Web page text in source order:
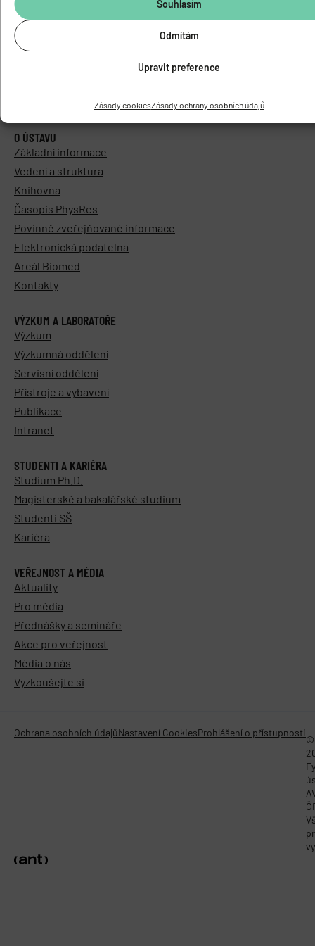
Souhlasím
Odmítám
Upravit preference
Zásady cookiesZásady ochrany osobních údajů
O ÚSTAVU
Základní informace
Vedení a struktura
Knihovna
Časopis PhysRes
Povinně zveřejňované informace
Elektronická podatelna
Areál Biomed
Kontakty
VÝZKUM A LABORATOŘE
Výzkum
Výzkumná oddělení
Servisní oddělení
Přístroje a vybavení
Publikace
Intranet
STUDENTI A KARIÉRA
Studium Ph.D.
Magisterské a bakalářské studium
Studenti SŠ
Kariéra
VEŘEJNOST A MÉDIA
Aktuality
Pro média
Přednášky a semináře
Akce pro veřejnost
Média o nás
Vyzkoušejte si
©
Ochrana osobních údajůNastavení CookiesProhlášení o přístupnosti